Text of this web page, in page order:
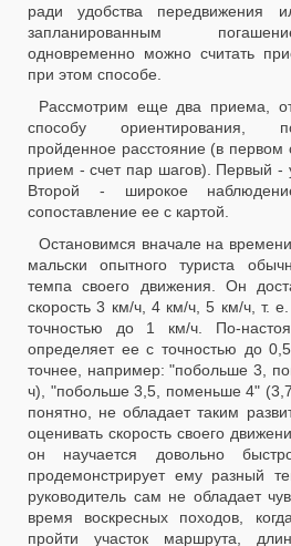
ради удобства передвижения
запланированным
одновременно можно считать
при этом способе.
Рассмотрим еще два приема,
способу ориентирования,
пройденное расстояние (в первом
прием - счет пар шагов). Первый -
Второй - широкое
сопоставление ее с картой.
Остановимся вначале на
мальски опытного туриста
темпа своего движения. Он
скорость 3 км/ч, 4 км/ч, 5 км/ч, т.
точностью до 1 км/ч. По-
определяет ее с точностью до
точнее, например: "побольше 3,
ч), "побольше 3,5, поменьше 4"
понятно, не обладает таким
оценивать скорость своего
он научается довольно
продемонстрирует ему разный
руководитель сам не обладает
время воскресных походов,
пройти участок маршрута,